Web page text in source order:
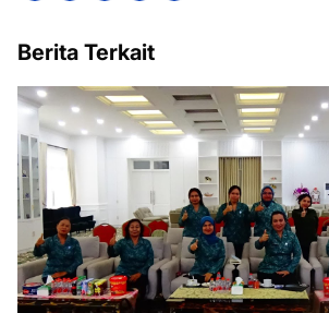
Berita Terkait